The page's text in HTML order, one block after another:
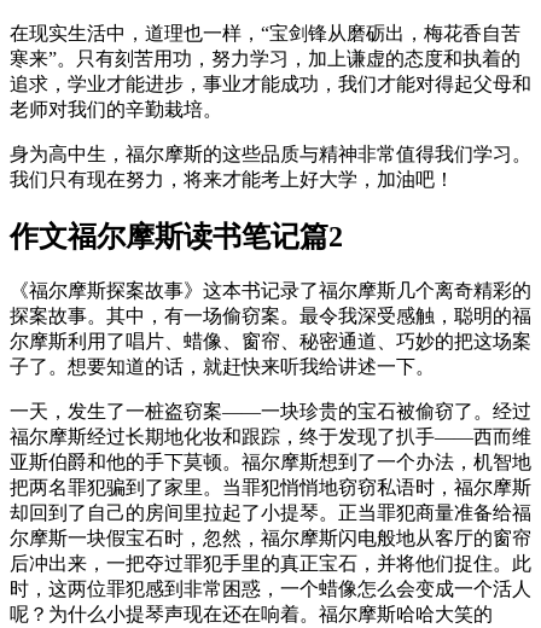
在现实生活中，道理也一样，“宝剑锋从磨砺出，梅花香自苦
寒来”。只有刻苦用功，努力学习，加上谦虚的态度和执着的
追求，学业才能进步，事业才能成功，我们才能对得起父母和
老师对我们的辛勤栽培。
身为高中生，福尔摩斯的这些品质与精神非常值得我们学习。
我们只有现在努力，将来才能考上好大学，加油吧！
作文福尔摩斯读书笔记篇2
《福尔摩斯探案故事》这本书记录了福尔摩斯几个离奇精彩的
探案故事。其中，有一场偷窃案。最令我深受感触，聪明的福
尔摩斯利用了唱片、蜡像、窗帘、秘密通道、巧妙的把这场案
子了。想要知道的话，就赶快来听我给讲述一下。
一天，发生了一桩盗窃案——一块珍贵的宝石被偷窃了。经过
福尔摩斯经过长期地化妆和跟踪，终于发现了扒手——西而维
亚斯伯爵和他的手下莫顿。福尔摩斯想到了一个办法，机智地
把两名罪犯骗到了家里。当罪犯悄悄地窃窃私语时，福尔摩斯
却回到了自己的房间里拉起了小提琴。正当罪犯商量准备给福
尔摩斯一块假宝石时，忽然，福尔摩斯闪电般地从客厅的窗帘
后冲出来，一把夺过罪犯手里的真正宝石，并将他们捉住。此
时，这两位罪犯感到非常困惑，一个蜡像怎么会变成一个活人
呢？为什么小提琴声现在还在响着。福尔摩斯哈哈大笑的